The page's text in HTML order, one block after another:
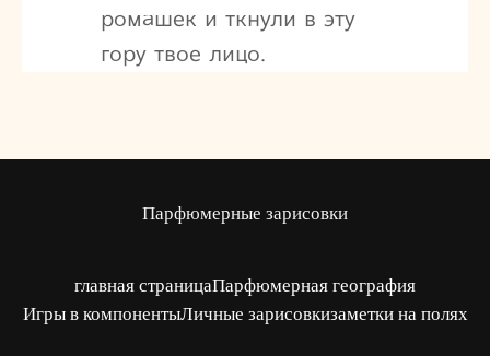
ромашек и ткнули в эту
гору твое лицо.
Парфюмерные зарисовки
главная страницаПарфюмерная география
Игры в компонентыЛичные зарисовкизаметки на полях